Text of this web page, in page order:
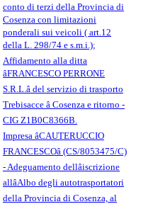
conto di terzi della Provincia di
Cosenza con limitazioni
ponderali sui veicoli ( art.12
della L. 298/74 e s.m.i.);
Affidamento alla ditta
âFRANCESCO PERRONE
S.R.L.â del servizio di trasporto
Trebisacce â Cosenza e ritorno -
CIG Z1B0C8366B.
Impresa âCAUTERUCCIO
FRANCESCOâ (CS/8053475/C)
- Adeguamento dellâiscrizione
allâAlbo degli autotrasportatori
della Provincia di Cosenza, al